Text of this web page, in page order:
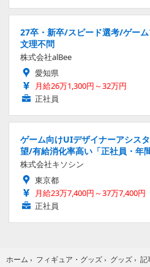
27卒・新卒/スピード選考/ゲー
文理不問
株式会社alBee
愛知県
月給26万1,300円～32万円
正社員
ゲーム向けUIデザイナーアシス
望/有給消化率高い「正社員・年
株式会社キソシン
東京都
月給23万7,400円～37万7,400円
正社員
ホーム › フィギュア・グッズ › グッズ › 記